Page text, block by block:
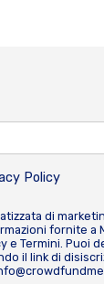
Policy
di
fornite a
e Termini. Puoi
il link di